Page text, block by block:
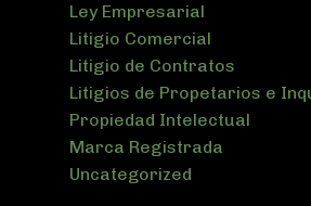
Ley Empresarial
Litigio Comercial
Litigio de Contratos
Litigios de Propetarios e
Propiedad Intelectual
Marca Registrada
Uncategorized